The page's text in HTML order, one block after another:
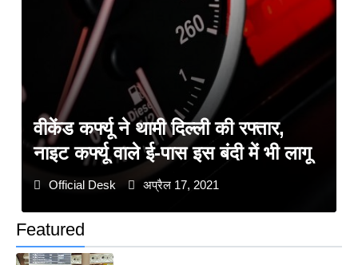
Featured
वीकेंड कर्फ्यू ने थामी दिल्ली की रफ्तार,
नाइट कर्फ्यू वाले ई-पास इस बंदी में भी लागू
Official Desk अप्रैल 17, 2021